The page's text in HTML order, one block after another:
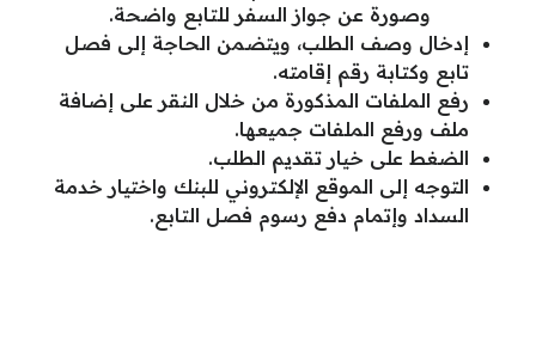
وصورة عن جواز السفر للتابع واضحة.
إدخال وصف الطلب، ويتضمن الحاجة إلى فصل
تابع وكتابة رقم إقامته.
رفع الملفات المذكورة من خلال النقر على إضافة
ملف ورفع الملفات جميعها.
الضغط على خيار تقديم الطلب.
التوجه إلى الموقع الإلكتروني للبنك واختيار خدمة
السداد وإتمام دفع رسوم فصل التابع.